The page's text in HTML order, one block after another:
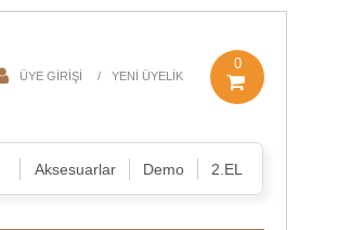
ÜYE GIRIŞI YENI ÜYELIK
0
Aksesuarlar Demo 2.EL